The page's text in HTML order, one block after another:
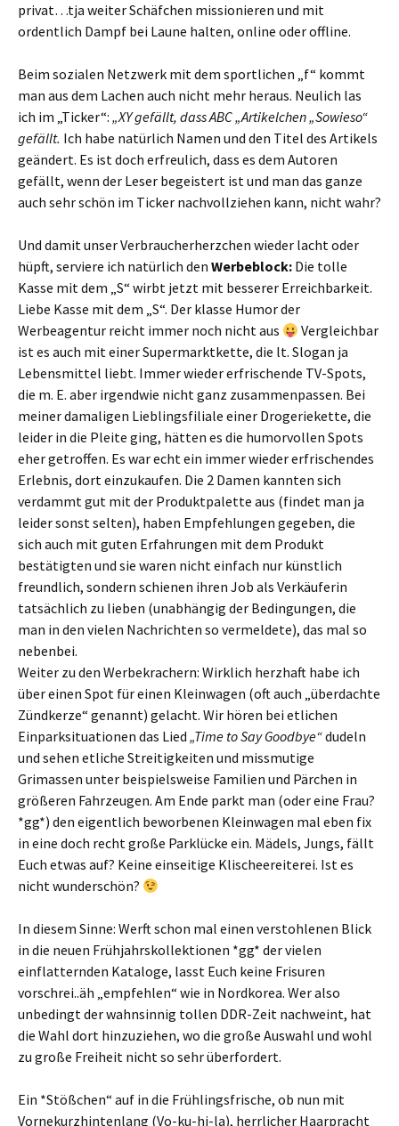
privat…tja weiter Schäfchen missionieren und mit
ordentlich Dampf bei Laune halten, online oder offline.
Beim sozialen Netzwerk mit dem sportlichen „f“ kommt
man aus dem Lachen auch nicht mehr heraus. Neulich las
ich im „Ticker“: „XY gefällt, dass ABC „Artikelchen „Sowieso“
gefällt. Ich habe natürlich Namen und den Titel des Artikels
geändert. Es ist doch erfreulich, dass es dem Autoren
gefällt, wenn der Leser begeistert ist und man das ganze
auch sehr schön im Ticker nachvollziehen kann, nicht wahr?
Und damit unser Verbraucherherzchen wieder lacht oder
hüpft, serviere ich natürlich den Werbeblock: Die tolle
Kasse mit dem „S“ wirbt jetzt mit besserer Erreichbarkeit.
Liebe Kasse mit dem „S“. Der klasse Humor der
Werbeagentur reicht immer noch nicht aus
Vergleichbar
ist es auch mit einer Supermarktkette, die lt. Slogan ja
Lebensmittel liebt. Immer wieder erfrischende TV-Spots,
die m. E. aber irgendwie nicht ganz zusammenpassen. Bei
meiner damaligen Lieblingsfiliale einer Drogeriekette, die
leider in die Pleite ging, hätten es die humorvollen Spots
eher getroffen. Es war echt ein immer wieder erfrischendes
Erlebnis, dort einzukaufen. Die 2 Damen kannten sich
verdammt gut mit der Produktpalette aus (findet man ja
leider sonst selten), haben Empfehlungen gegeben, die
sich auch mit guten Erfahrungen mit dem Produkt
bestätigten und sie waren nicht einfach nur künstlich
freundlich, sondern schienen ihren Job als Verkäuferin
tatsächlich zu lieben (unabhängig der Bedingungen, die
man in den vielen Nachrichten so vermeldete), das mal so
nebenbei.
Weiter zu den Werbekrachern: Wirklich herzhaft habe ich
über einen Spot für einen Kleinwagen (oft auch „überdachte
Zündkerze“ genannt) gelacht. Wir hören bei etlichen
Einparksituationen das Lied „Time to Say Goodbye“dudeln
und sehen etliche Streitigkeiten und missmutige
Grimassen unter beispielsweise Familien und Pärchen in
größeren Fahrzeugen. Am Ende parkt man (oder eine Frau?
*gg*) den eigentlich beworbenen Kleinwagen mal eben fix
in eine doch recht große Parklücke ein. Mädels, Jungs, fällt
Euch etwas auf? Keine einseitige Klischeereiterei. Ist es
nicht wunderschön?
In diesem Sinne: Werft schon mal einen verstohlenen Blick
in die neuen Frühjahrskollektionen *gg* der vielen
einflatternden Kataloge, lasst Euch keine Frisuren
vorschrei..äh „empfehlen“ wie in Nordkorea. Wer also
unbedingt der wahnsinnig tollen DDR-Zeit nachweint, hat
die Wahl dort hinzuziehen, wo die große Auswahl und wohl
zu große Freiheit nicht so sehr überfordert.
Ein *Stößchen“ auf in die Frühlingsfrische, ob nun mit
Vornekurzhintenlang (Vo-ku-hi-la), herrlicher Haarpracht